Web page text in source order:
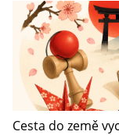
Cesta do země